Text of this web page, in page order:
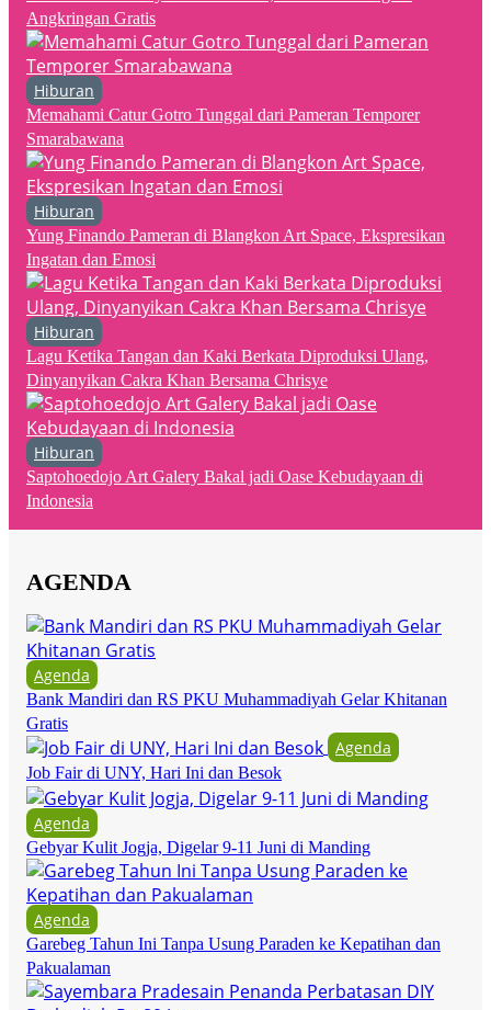
Angkringan Gratis
Hiburan
Memahami Catur Gotro Tunggal dari Pameran Temporer
Smarabawana
Hiburan
Yung Finando Pameran di Blangkon Art Space, Ekspresikan
Ingatan dan Emosi
Hiburan
Lagu Ketika Tangan dan Kaki Berkata Diproduksi Ulang,
Dinyanyikan Cakra Khan Bersama Chrisye
Hiburan
Saptohoedojo Art Galery Bakal jadi Oase Kebudayaan di
Indonesia
AGENDA
Agenda
Bank Mandiri dan RS PKU Muhammadiyah Gelar Khitanan
Gratis
Agenda
Job Fair di UNY, Hari Ini dan Besok
Agenda
Gebyar Kulit Jogja, Digelar 9-11 Juni di Manding
Agenda
Garebeg Tahun Ini Tanpa Usung Paraden ke Kepatihan dan
Pakualaman